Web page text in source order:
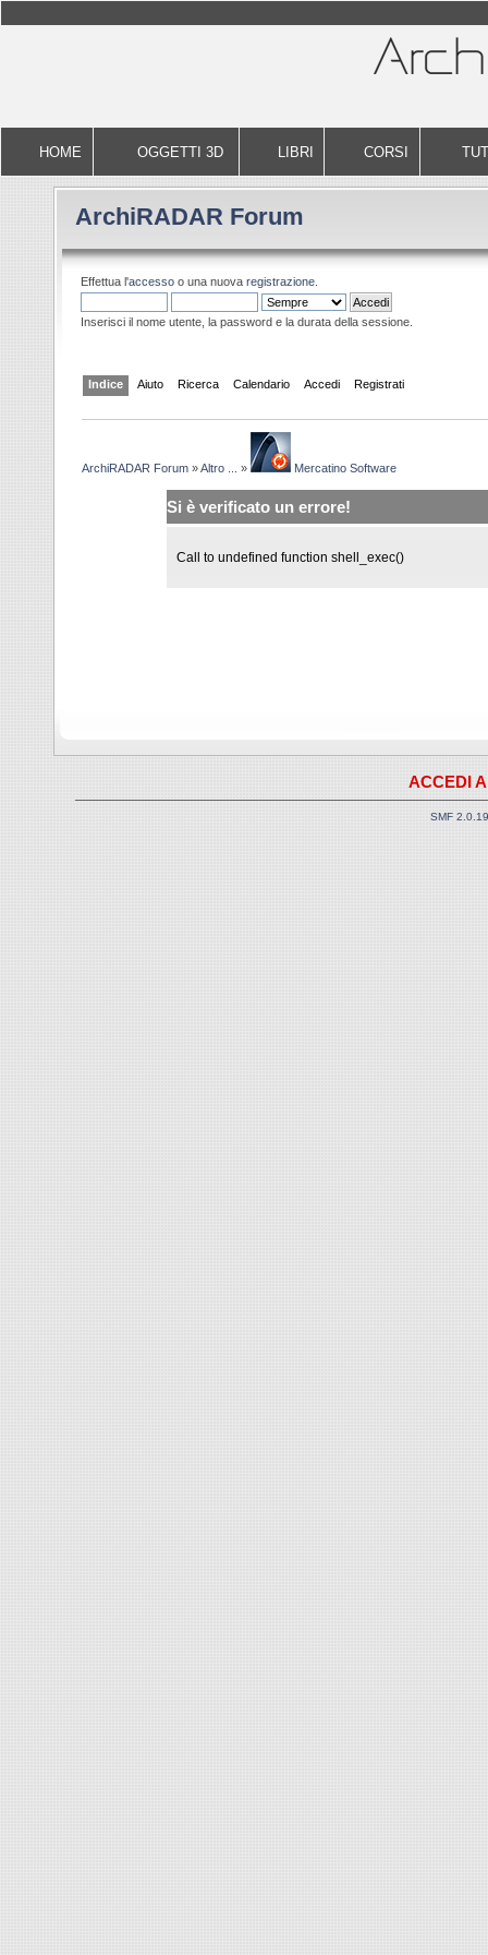
HOME OGGETTI 3D LIBRI CORSI
ArchiRADAR Forum
Effettua l'accesso o una nuova registrazione.
Inserisci il nome utente, la password e la durata della sessione.
Indice Aiuto Ricerca Calendario Accedi Registrati
ArchiRADAR Forum »Altro ... » Mercatino Software
Si è verificato un errore!
Call to undefined function shell_exec()
ACCEDI
SMF 2.0.19